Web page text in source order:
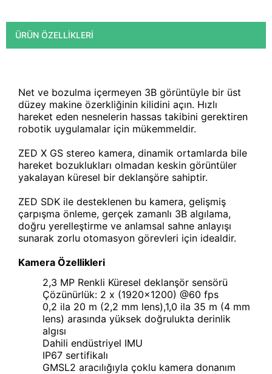
ÜRÜN ÖZELLIKLERI
Net ve bozulma içermeyen 3B görüntüyle bir üst
düzey makine özerkliğinin kilidini açın. Hızlı
hareket eden nesnelerin hassas takibini gerektiren
robotik uygulamalar için mükemmeldir.
ZED X GS stereo kamera, dinamik ortamlarda bile
hareket bozuklukları olmadan keskin görüntüler
yakalayan küresel bir deklanşöre sahiptir.
ZED SDK ile desteklenen bu kamera, gelişmiş
çarpışma önleme, gerçek zamanlı 3B algılama,
doğru yerelleştirme ve anlamsal sahne anlayışı
sunarak zorlu otomasyon görevleri için idealdir.
Kamera Özellikleri
2,3 MP Renkli Küresel deklanşör sensörü
Çözünürlük: 2 x (1920x1200) @60 fps
0,2 ila 20 m (2,2 mm lens),1,0 ila 35 m (4 mm
lens) arasında yüksek doğrulukta derinlik
algısı
Dahili endüstriyel IMU
IP67 sertifikalı
GMSL2 aracılığıyla çoklu kamera donanım